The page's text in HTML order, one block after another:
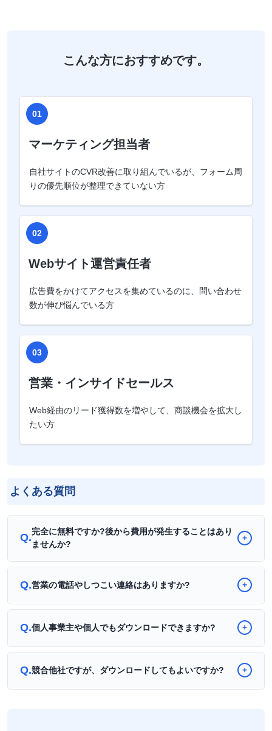
こんな方におすすめです。
01
マーケティング担当者
自社サイトのCVR改善に取り組んでいるが、フォーム周
りの優先順位が整理できていない方
02
Webサイト運営責任者
広告費をかけてアクセスを集めているのに、問い合わせ
数が伸び悩んでいる方
03
営業・インサイドセールス
Web経由のリード獲得数を増やして、商談機会を拡大し
たい方
よくある質問
Q.
完全に無料ですか?後から費用が発生することはあり
ませんか?
+
Q.営業の電話やしつこい連絡はありますか? +
Q.個人事業主や個人でもダウンロードできますか? +
Q.競合他社ですが、ダウンロードしてもよいですか? +